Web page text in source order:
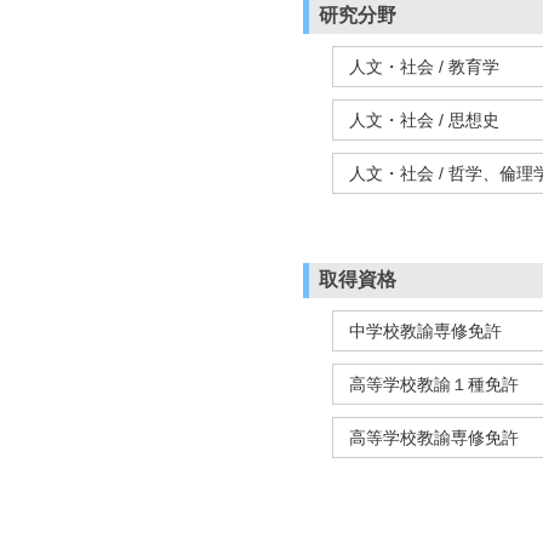
研究分野
人文・社会 / 教育学
人文・社会 / 思想史
人文・社会 / 哲学、倫理
取得資格
中学校教諭専修免許
高等学校教諭１種免許
高等学校教諭専修免許